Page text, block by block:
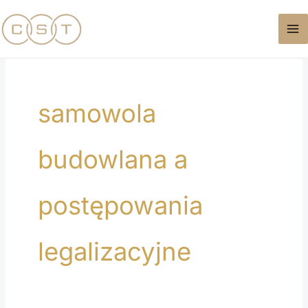
do
treści
samowola
budowlana a
postępowania
legalizacyjne